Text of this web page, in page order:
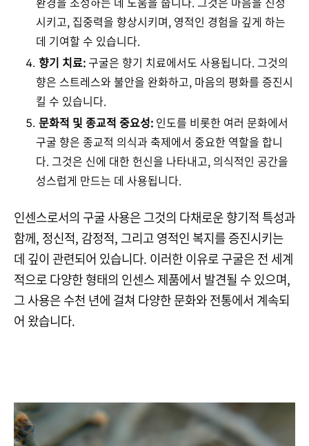
시키고, 집중력을 향상시키며, 영적인 경험을 깊게 하는
데 기여할 수 있습니다.
향기 치료:구굴은 향기 치료에서도 사용됩니다. 그것의
향은 스트레스와 불안을 완화하고, 마음의 평화를 증진시
킬 수 있습니다.
문화적 및 종교적 중요성: 인도를 비롯한 여러 문화에서
구굴 향은 종교적 의식과 축제에서 중요한 역할을 합니
다. 그것은 신에 대한 헌신을 나타내고, 의식적인 공간을
성스럽게 만드는 데 사용됩니다.
인센스로서의 구굴 사용은 그것의 다채로운 향기적 특성과
함께, 정신적, 감정적, 그리고 영적인 복지를 증진시키는
데 깊이 관련되어 있습니다. 이러한 이유로 구굴은 전 세계
적으로 다양한 형태의 인센스 제품에서 발견될 수 있으며,
그 사용은 수천 년에 걸쳐 다양한 문화와 전통에서 계속되
어 왔습니다.